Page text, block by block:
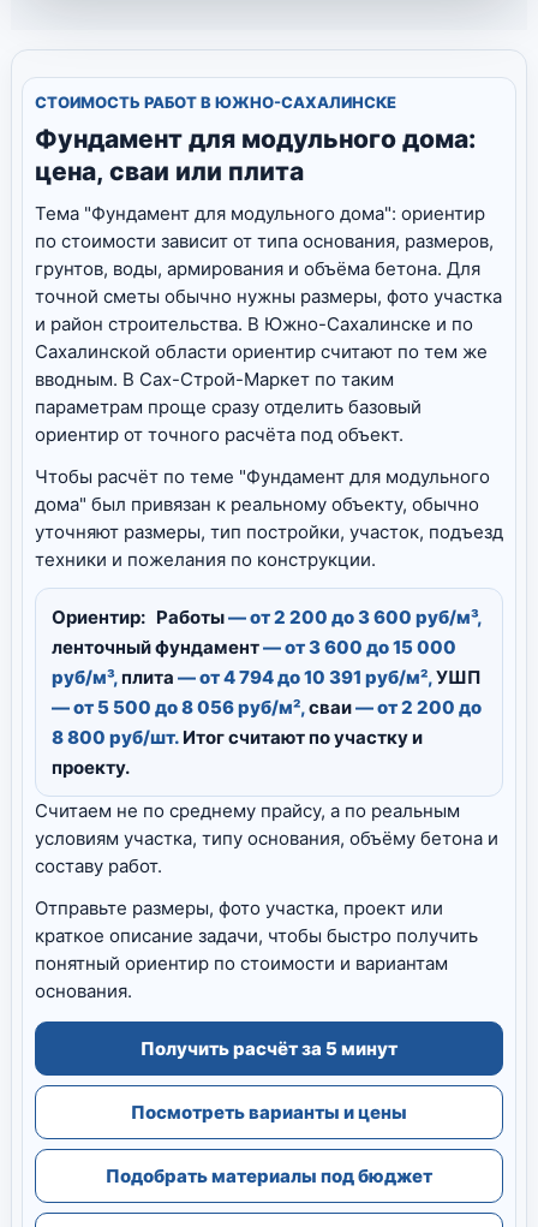
СТОИМОСТЬ РАБОТ В ЮЖНО-САХАЛИНСКЕ
Фундамент для модульного дома:
цена, сваи или плита
Тема "Фундамент для модульного дома": ориентир
по стоимости зависит от типа основания, размеров,
грунтов, воды, армирования и объёма бетона. Для
точной сметы обычно нужны размеры, фото участка
и район строительства. В Южно-Сахалинске и по
Сахалинской области ориентир считают по тем же
вводным. В Сах-Строй-Маркет по таким
параметрам проще сразу отделить базовый
ориентир от точного расчёта под объект.
Чтобы расчёт по теме "Фундамент для модульного
дома" был привязан к реальному объекту, обычно
уточняют размеры, тип постройки, участок, подъезд
техники и пожелания по конструкции.
Ориентир: Работы— от 2 200 до 3 600 руб/м³,
ленточный фундамент— от 3 600 до 15 000
руб/м³,плита — от 4 794 до 10 391 руб/м²,УШП
— от 5 500 до 8 056 руб/м²,сваи— от 2 200 до
8 800 руб/шт. Итог считают по участку и
проекту.
Считаем не по среднему прайсу, а по реальным
условиям участка, типу основания, объёму бетона и
составу работ.
Отправьте размеры, фото участка, проект или
краткое описание задачи, чтобы быстро получить
понятный ориентир по стоимости и вариантам
основания.
Получить расчёт за 5 минут
Посмотреть варианты и цены
Подобрать материалы под бюджет